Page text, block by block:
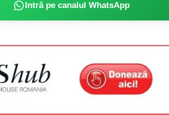
Intră pe canalul WhatsApp